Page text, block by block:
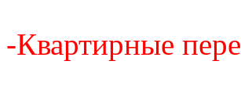
-Квартирные